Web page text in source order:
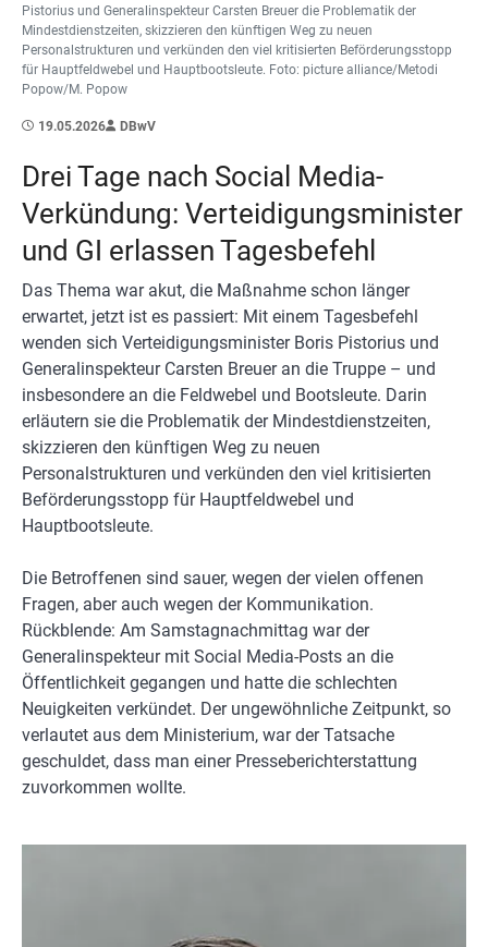
Pistorius und Generalinspekteur Carsten Breuer die Problematik der
Mindestdienstzeiten, skizzieren den künftigen Weg zu neuen
Personalstrukturen und verkünden den viel kritisierten Beförderungsstopp
für Hauptfeldwebel und Hauptbootsleute. Foto: picture alliance/Metodi
Popow/M. Popow
19.05.2026 DBwV
Drei Tage nach Social Media-
Verkündung: Verteidigungsminister
und GI erlassen Tagesbefehl
Das Thema war akut, die Maßnahme schon länger
erwartet, jetzt ist es passiert: Mit einem Tagesbefehl
wenden sich Verteidigungsminister Boris Pistorius und
Generalinspekteur Carsten Breuer an die Truppe – und
insbesondere an die Feldwebel und Bootsleute. Darin
erläutern sie die Problematik der Mindestdienstzeiten,
skizzieren den künftigen Weg zu neuen
Personalstrukturen und verkünden den viel kritisierten
Beförderungsstopp für Hauptfeldwebel und
Hauptbootsleute.
Die Betroffenen sind sauer, wegen der vielen offenen
Fragen, aber auch wegen der Kommunikation.
Rückblende: Am Samstagnachmittag war der
Generalinspekteur mit Social Media-Posts an die
Öffentlichkeit gegangen und hatte die schlechten
Neuigkeiten verkündet. Der ungewöhnliche Zeitpunkt, so
verlautet aus dem Ministerium, war der Tatsache
geschuldet, dass man einer Presseberichterstattung
zuvorkommen wollte.